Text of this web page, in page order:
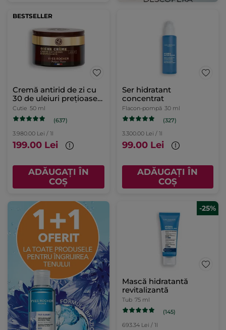
BESTSELLER
Cremă antirid de zi cu
30 de uleiuri preţioase
cutie 50 ml
Cutie 50 ml
(637)
3.980.00 Lei / 1l
199.00 Lei
ADĂUGAȚI ÎN
COȘ
Ser hidratant
concentrat
Flacon-pompă 30 ml
(327)
3.300.00 Lei / 1l
99.00 Lei
ADĂUGAȚI ÎN
COȘ
-25%
Mască hidratantă
revitalizantă
Tub 75 ml
(145)
693.34 Lei / 1l